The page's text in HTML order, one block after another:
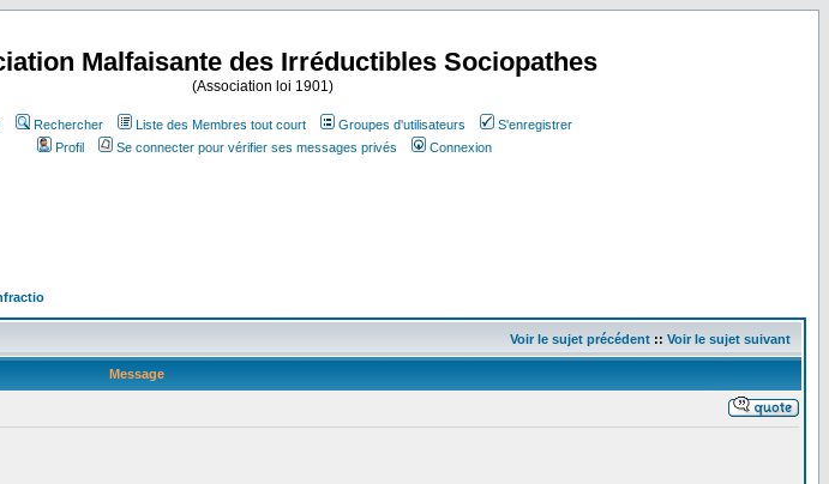
Malfaisante des Irréductibles Sociopathes
(Association loi 1901)
Rechercher Liste des Membres tout court Groupes d'utilisateurs
S'enregistrer
Profil
Se connecter pour vérifier ses messages privés Connexion
Voir le sujet précédent :: Voir le sujet suivant
Message